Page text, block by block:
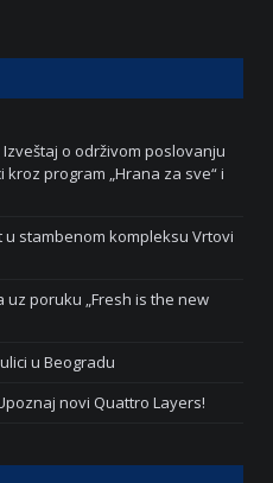
o održivom poslovanju
kroz program „Hrana za sve“ i
stambenom kompleksu Vrtovi
poruku „Fresh is the new
u Beogradu
novi Quattro Layers!